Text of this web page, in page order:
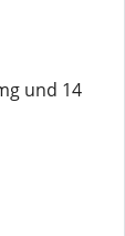
und 14